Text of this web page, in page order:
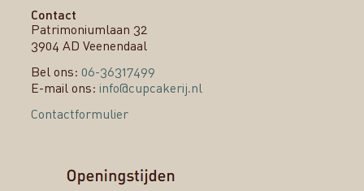
Contact
Patrimoniumlaan 32
3904 AD Veenendaal
Bel ons: 06-36317499
E-mail ons: info@cupcakerij.nl
Contactformulier